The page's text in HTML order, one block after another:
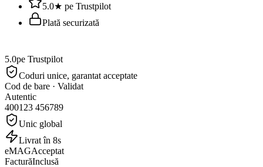
5.0★ pe Trustpilot
Plată securizată
5.0pe Trustpilot
Coduri unice, garantat acceptate
Cod de bare · Validat
Autentic
400123 456789
Unic global
Livrat în 8s
eMAGAcceptat
FacturăInclusă